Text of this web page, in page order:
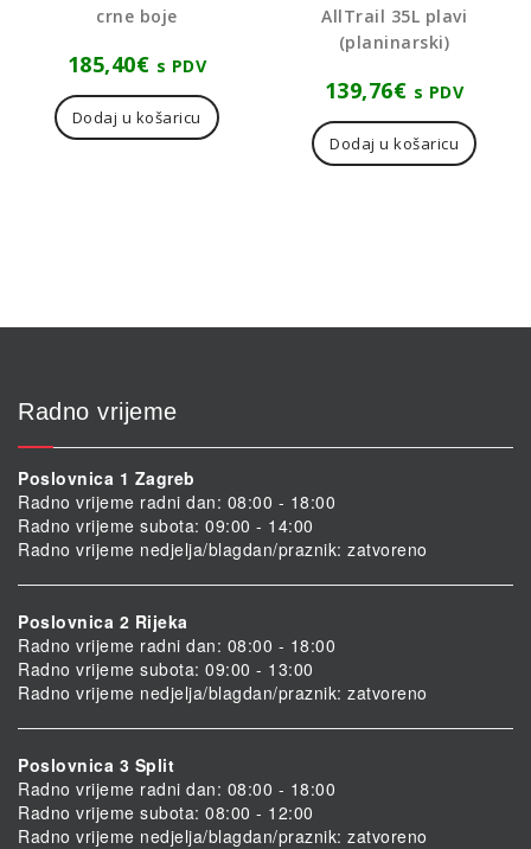
crne boje
185,40€ s PDV
Dodaj u košaricu
AllTrail 35L plavi
(planinarski)
139,76€ s PDV
Dodaj u košaricu
Radno vrijeme
Poslovnica 1 Zagreb
Radno vrijeme radni dan: 08:00 - 18:00
Radno vrijeme subota: 09:00 - 14:00
Radno vrijeme nedjelja/blagdan/praznik: zatvoreno
Poslovnica 2 Rijeka
Radno vrijeme radni dan: 08:00 - 18:00
Radno vrijeme subota: 09:00 - 13:00
Radno vrijeme nedjelja/blagdan/praznik: zatvoreno
Poslovnica 3 Split
Radno vrijeme radni dan: 08:00 - 18:00
Radno vrijeme subota: 08:00 - 12:00
Radno vrijeme nedjelja/blagdan/praznik: zatvoreno